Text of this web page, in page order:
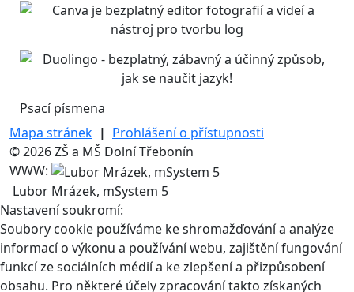
Psací písmena
Mapa stránek | Prohlášení o přístupnosti
© 2026 ZŠ a MŠ Dolní Třebonín
WWW:
Lubor Mrázek, mSystem 5
Nastavení soukromí:
Soubory cookie používáme ke shromažďování a analýze
informací o výkonu a používání webu, zajištění fungování
funkcí ze sociálních médií a ke zlepšení a přizpůsobení
obsahu. Pro některé účely zpracování takto získaných